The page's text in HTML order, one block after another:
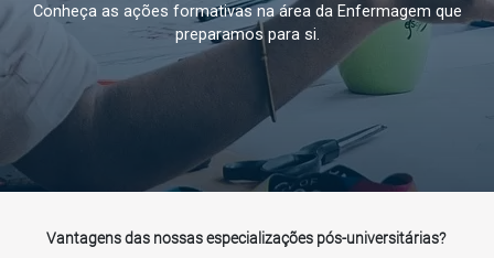
Conheça as ações formativas na área da Enfermagem que
preparamos para si.
Vantagens das nossas especializações pós-universitárias?